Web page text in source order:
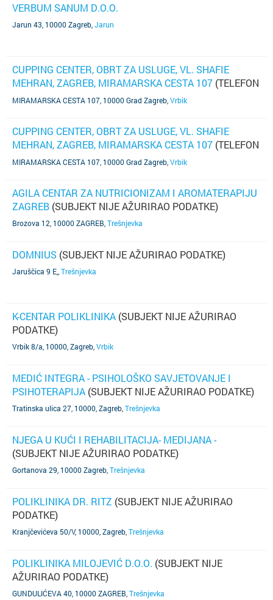
VERBUM SANUM D.O.O.
Jarun 43, 10000 Zagreb Jarun
CUPPING CENTER, OBRT ZA USLUGE, VL. SHAFIE
MEHRAN, ZAGREB, MIRAMARSKA CESTA 107 (TELEFON
NIJE POZNAT)
MIRAMARSKA CESTA 107, 10000 Grad Zagreb Vrbik
CUPPING CENTER, OBRT ZA USLUGE, VL. SHAFIE
MEHRAN, ZAGREB, MIRAMARSKA CESTA 107 (TELEFON
NIJE POZNAT)
MIRAMARSKA CESTA 107, 10000 Grad Zagreb Vrbik
AGILA CENTAR ZA NUTRICIONIZAM I AROMATERAPIJU
ZAGREB (SUBJEKT NIJE AŽURIRAO PODATKE)
Brozova 12, 10000 ZAGREB Trešnjevka
DOMNIUS (SUBJEKT NIJE AŽURIRAO PODATKE)
Jaruščica 9 E, Trešnjevka
K-CENTAR POLIKLINIKA (SUBJEKT NIJE AŽURIRAO
PODATKE)
Vrbik 8/a, 10000, Zagreb Vrbik
MEDIĆ INTEGRA - PSIHOLOŠKO SAVJETOVANJE I
PSIHOTERAPIJA (SUBJEKT NIJE AŽURIRAO PODATKE)
Tratinska ulica 27, 10000, Zagreb Trešnjevka
NJEGA U KUĆI I REHABILITACIJA- MEDIJANA -
(SUBJEKT NIJE AŽURIRAO PODATKE)
Gortanova 29, 10000 Zagreb Trešnjevka
POLIKLINIKA DR. RITZ (SUBJEKT NIJE AŽURIRAO
PODATKE)
Kranjčevićeva 50/V, 10000, Zagreb Trešnjevka
POLIKLINIKA MILOJEVIĆ D.O.O. (SUBJEKT NIJE
AŽURIRAO PODATKE)
GUNDULIĆEVA 40, 10000 ZAGREB Trešnjevka